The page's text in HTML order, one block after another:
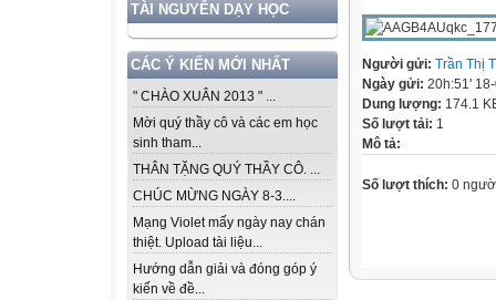
TÀI NGUYÊN DẠY HỌC
CÁC Ý KIẾN MỚI NHẤT
" CHÀO XUÂN 2013 " ...
Mời quý thầy cô và các em học
sinh tham...
THÂN TẶNG QUÝ THẦY CÔ. ...
CHÚC MỪNG NGÀY 8-3....
Mạng Violet mấy ngày nay chán
thiệt. Upload tài liệu...
Hướng dẫn giải và đóng góp ý
kiến về đề...
Người gửi: Trần Thị
Ngày gửi: 20h:51'
Dung lượng: 174.1
Số lượt tải: 1
Mô tả:
Số lượt thích: 0